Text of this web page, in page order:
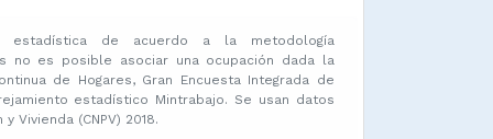
de acuerdo a la metodología
no es posible asociar una ocupación dada la
de Hogares, Gran Encuesta Integrada de
estadístico Mintrabajo. Se usan datos
(CNPV) 2018.